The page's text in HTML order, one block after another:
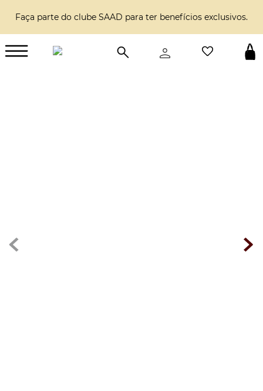
Faça parte do clube SAAD para ter benefícios exclusivos.